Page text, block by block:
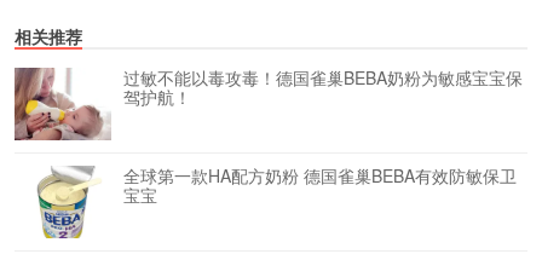
相关推荐
过敏不能以毒攻毒！德国雀巢BEBA奶粉为敏感宝宝保
驾护航！
全球第一款HA配方奶粉 德国雀巢BEBA有效防敏保卫
宝宝